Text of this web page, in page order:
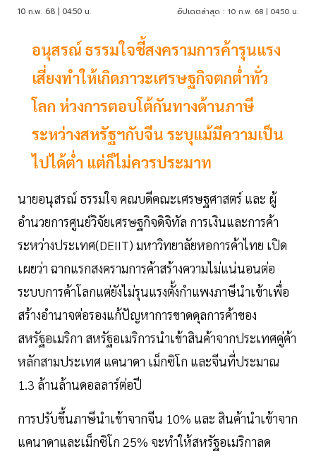
10 ก.พ. 68 | 04:50 น. อัปเดตล่าสุด : 10 ก.พ. 68 | 04:50 น.
อนุสรณ์ ธรรมใจชี้สงครามการค้ารุนแรง
เสี่ยงทำให้เกิดภาวะเศรษฐกิจตกต่ำทั่ว
โลก ห่วงการตอบโต้กันทางด้านภาษี
ระหว่างสหรัฐฯกับจีน ระบุแม้มีความเป็น
ไปได้ต่ำ แต่ก็ไม่ควรประมาท
นายอนุสรณ์ ธรรมใจ คณบดีคณะเศรษฐศาสตร์ และ ผู้
อำนวยการศูนย์วิจัยเศรษฐกิจดิจิทัล การเงินและการค้า
ระหว่างประเทศ(DEIIT) มหาวิทยาลัยหอการค้าไทย เปิด
เผยว่า ฉากแรกสงครามการค้าสร้างความไม่แน่นอนต่อ
ระบบการค้าโลกแต่ยังไม่รุนแรงตั้งกำแพงภาษีนำเข้าเพื่อ
สร้างอำนาจต่อรองแก้ปัญหาการขาดดุลการค้าของ
สหรัฐอเมริกา สหรัฐอเมริการนำเข้าสินค้าจากประเทศคู่ค้า
หลักสามประเทศ แคนาดา เม็กซิโก และจีนที่ประมาณ
1.3 ล้านล้านดอลลาร์ต่อปี
การปรับขึ้นภาษีนำเข้าจากจีน 10% และ สินค้านำเข้าจาก
แคนาดาและเม็กซิโก 25% จะทำให้สหรัฐอเมริกาลด